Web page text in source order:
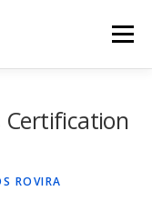
Menú
Certification
ROVIRA